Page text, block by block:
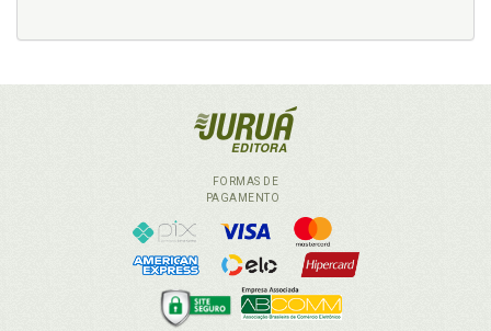
FORMAS DE
PAGAMENTO